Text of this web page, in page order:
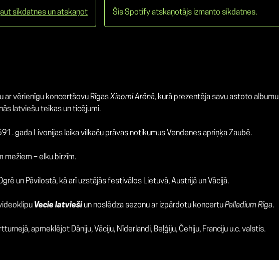
sīkdatnes un atskaņot Šis Spotify atskaņotājs izmanto sīkdatnes.
ar vērienīgu koncertšovu RīgasXiaomi Arēnā, kurā prezentēja savu astoto albumu
latviešu teikas un ticējumi.
gada Livonijas laika vilkaču prāvas notikumus Vendenes apriņķa Zaubē.
mežiem – elku birzīm.
un Pāvilostā, kā arī uzstājās festivālos Lietuvā, Austrijā un Vācijā.
Vecie latvieši un noslēdza sezonu ar izpārdotu koncertuPalladium Rīga.
apmeklējot Dāniju, Vāciju, Nīderlandi, Beļģiju, Čehiju, Franciju u.c. valstis.